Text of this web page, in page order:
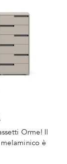
Orme! Il
è